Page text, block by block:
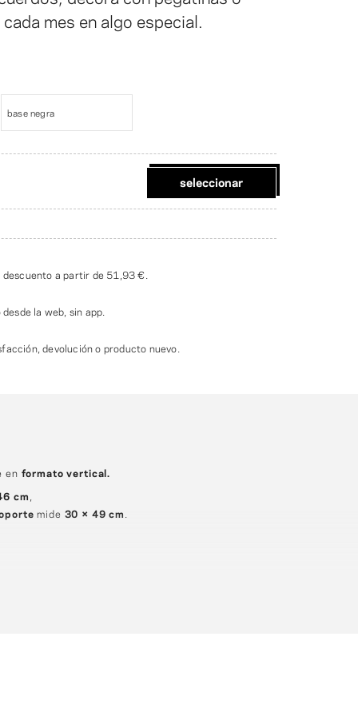
mes en algo especial.
base negra
seleccionar
a partir de 51,93 €
la web, sin app.
devolución o producto nuevo.
en formato vertical.
cm
mide 30 × 49 cm